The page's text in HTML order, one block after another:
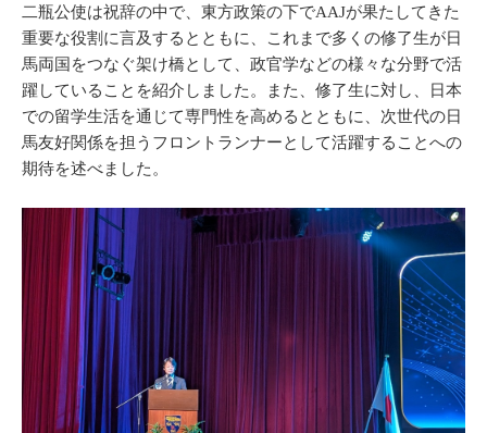
二瓶公使は祝辞の中で、東方政策の下でAAJが果たしてきた
重要な役割に言及するとともに、これまで多くの修了生が日
馬両国をつなぐ架け橋として、政官学などの様々な分野で活
躍していることを紹介しました。また、修了生に対し、日本
での留学生活を通じて専門性を高めるとともに、次世代の日
馬友好関係を担うフロントランナーとして活躍することへの
期待を述べました。